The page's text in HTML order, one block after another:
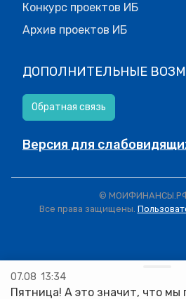
Конкурс проектов ИБ
Архив проектов ИБ
ДОПОЛНИТЕЛЬНЫЕ
Обратная связь
Версия для
©
Все права защищены.
07.08 13:34
Пятница! А это значит, что мы